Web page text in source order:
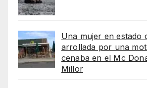
Una mujer en estado
arrollada por una
cenaba en el Mc
Millor